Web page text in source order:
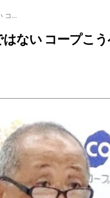
コ...
ない コープこう